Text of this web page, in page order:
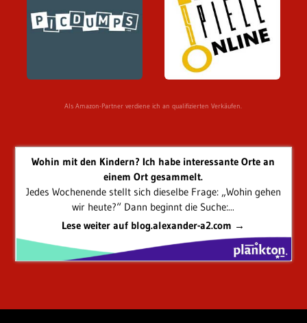
Als Amazon-Partner verdiene ich an qualifizierten Verkäufen.
Wohin mit den Kindern? Ich habe interessante Orte an
einem Ort gesammelt.
Jedes Wochenende stellt sich dieselbe Frage: „Wohin gehen
wir heute?“ Dann beginnt die Suche:...
Lese weiter auf blog.alexander-a2.com →